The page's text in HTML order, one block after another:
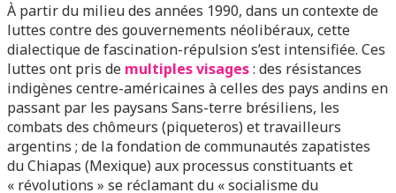
À partir du milieu des années 1990, dans un contexte de
luttes contre des gouvernements néolibéraux, cette
dialectique de fascination-répulsion s’est intensifiée. Ces
luttes ont pris de multiples visages: des résistances
indigènes centre-américaines à celles des pays andins en
passant par les paysans Sans-terre brésiliens, les
combats des chômeurs (piqueteros) et travailleurs
argentins ; de la fondation de communautés zapatistes
du Chiapas (Mexique) aux processus constituants et
« révolutions » se réclamant du « socialisme du